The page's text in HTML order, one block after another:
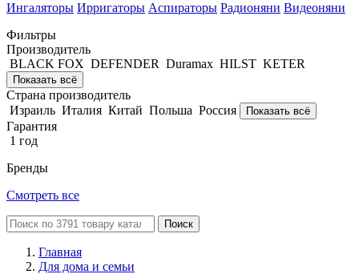
Ингаляторы Ирригаторы Аспираторы Радионяни Видеоняни
Фильтры
Производитель
BLACK FOX DEFENDER Duramax HILST KETER
Показать всё
Страна производитель
Израиль Италия Китай Польша Россия Показать всё
Гарантия
1 год
Бренды
Смотреть все
Поиск
Главная
Для дома и семьи